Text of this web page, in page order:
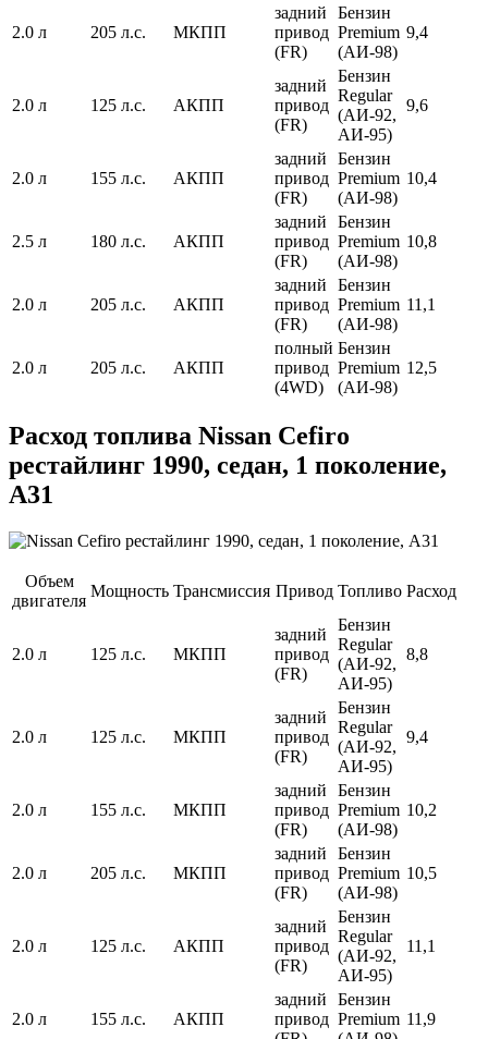
2.0 л 205 л.с. МКПП
задний
привод
(FR)
Бензин
Premium
(АИ-98)
9,4
2.0 л 125 л.с. АКПП
задний
привод
(FR)
Бензин
Regular
(АИ-92,
АИ-95)
9,6
2.0 л 155 л.с. АКПП
задний
привод
(FR)
Бензин
Premium
(АИ-98)
10,4
2.5 л 180 л.с. АКПП
задний
привод
(FR)
Бензин
Premium
(АИ-98)
10,8
2.0 л 205 л.с. АКПП
задний
привод
(FR)
Бензин
Premium
(АИ-98)
11,1
2.0 л 205 л.с. АКПП
полный
привод
(4WD)
Бензин
Premium
(АИ-98)
12,5
Расход топлива Nissan Cefiro
рестайлинг 1990, седан, 1 поколение,
A31
Объем
двигателя
Мощность Трансмиссия Привод Топливо Расход
2.0 л 125 л.с. МКПП
задний
привод
(FR)
Бензин
Regular
(АИ-92,
АИ-95)
8,8
2.0 л 125 л.с. МКПП
задний
привод
(FR)
Бензин
Regular
(АИ-92,
АИ-95)
9,4
2.0 л 155 л.с. МКПП
задний
привод
(FR)
Бензин
Premium
(АИ-98)
10,2
2.0 л 205 л.с. МКПП
задний
привод
(FR)
Бензин
Premium
(АИ-98)
10,5
2.0 л 125 л.с. АКПП
задний
привод
(FR)
Бензин
Regular
(АИ-92,
АИ-95)
11,1
2.0 л 155 л.с. АКПП
задний
привод
Бензин
Premium 11,9